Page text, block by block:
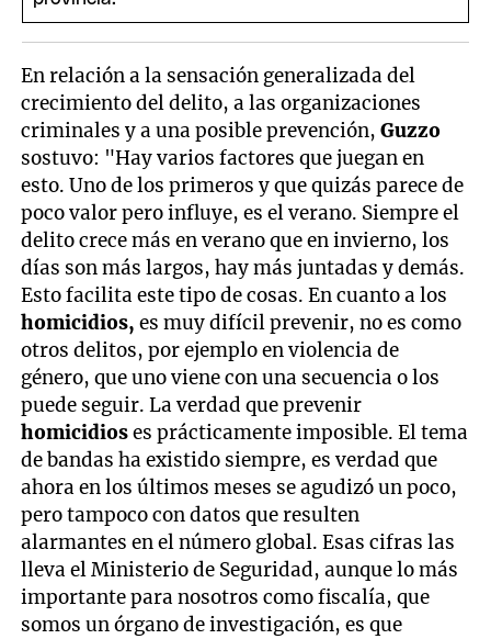
En relación a la sensación generalizada del
crecimiento del delito, a las organizaciones
criminales y a una posible prevención,Guzzo
sostuvo: "Hay varios factores que juegan en
esto. Uno de los primeros y que quizás parece de
poco valor pero influye, es el verano. Siempre el
delito crece más en verano que en invierno, los
días son más largos, hay más juntadas y demás.
Esto facilita este tipo de cosas. En cuanto a los
homicidios, es muy difícil prevenir, no es como
otros delitos, por ejemplo en violencia de
género, que uno viene con una secuencia o los
puede seguir. La verdad que prevenir
homicidioses prácticamente imposible. El tema
de bandas ha existido siempre, es verdad que
ahora en los últimos meses se agudizó un poco,
pero tampoco con datos que resulten
alarmantes en el número global. Esas cifras las
lleva el Ministerio de Seguridad, aunque lo más
importante para nosotros como fiscalía, que
somos un órgano de investigación, es que